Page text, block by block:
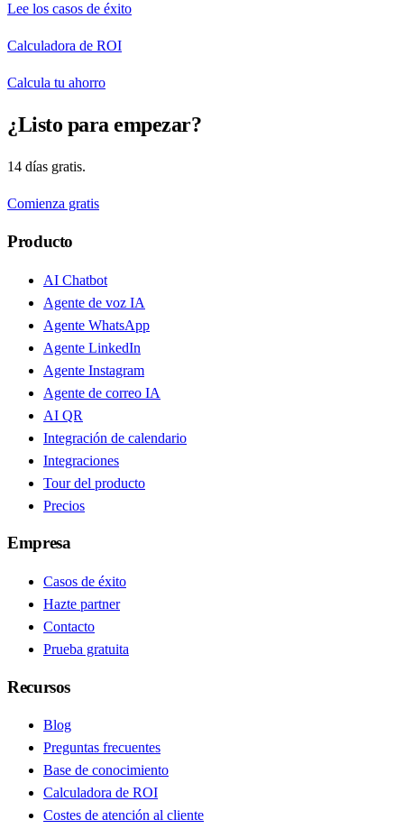
Lee los casos de éxito
Calculadora de ROI
Calcula tu ahorro
¿Listo para empezar?
14 días gratis.
Comienza gratis
Producto
AI Chatbot
Agente de voz IA
Agente WhatsApp
Agente LinkedIn
Agente Instagram
Agente de correo IA
AI QR
Integración de calendario
Integraciones
Tour del producto
Precios
Empresa
Casos de éxito
Hazte partner
Contacto
Prueba gratuita
Recursos
Blog
Preguntas frecuentes
Base de conocimiento
Calculadora de ROI
Costes de atención al cliente